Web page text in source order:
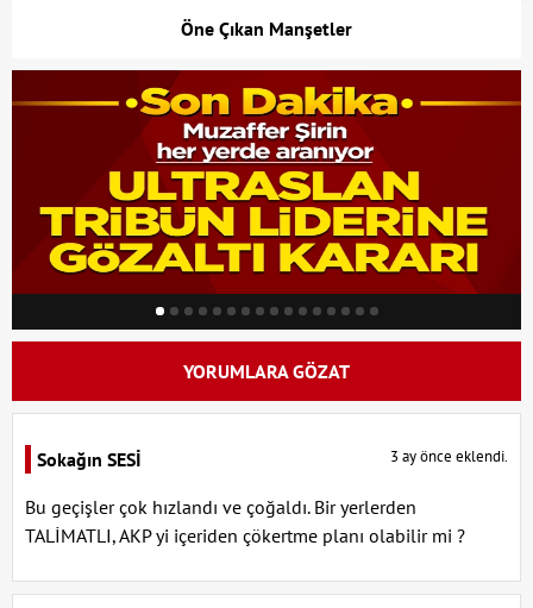
Öne Çıkan Manşetler
YORUMLARA GÖZAT
Sokağın SESİ 3 ay önce eklendi.
Bu geçişler çok hızlandı ve çoğaldı. Bir yerlerden
TALİMATLI, AKP yi içeriden çökertme planı olabilir mi ?